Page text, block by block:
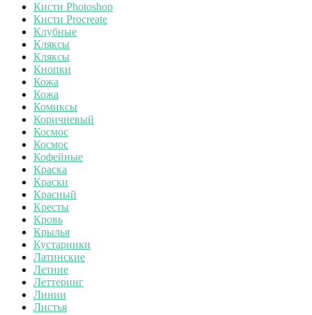
Кисти Photoshop
Кисти Procreate
Клубные
Кляксы
Кляксы
Кнопки
Кожа
Кожа
Комиксы
Коричневый
Космос
Космос
Кофейные
Краска
Краски
Красный
Кресты
Кровь
Крылья
Кустарники
Латинские
Летние
Леттеринг
Линии
Листья